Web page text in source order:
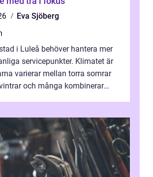
Eva Sjöberg
i Luleå behöver hantera mer
servicepunkter. Klimatet är
varierar mellan torra somrar
och många kombinerar